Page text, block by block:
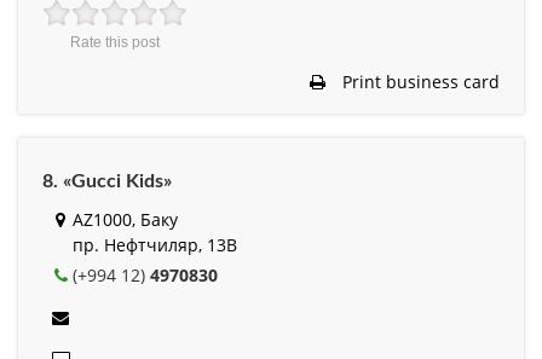
Rate this post
Print business card
8. «Gucci Kids»
AZ1000, Баку
пр. Нефтчиляр, 13B
(+994 12) 4970830